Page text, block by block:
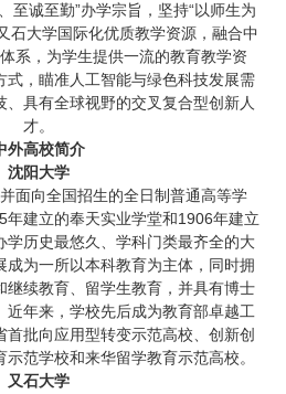
至诚至勤”办学宗旨，坚持“以师生为
石大学国际化优质教学资源，融合中
系，为学生提供一流的教育教学资
式，瞄准人工智能与绿色科技发展需
具有全球视野的交叉复合型创新人
才。
外高校简介
沈阳大学
面向全国招生的全日制普通高等学
建立的奉天实业学堂和1906年建立
学历史最悠久、学科门类最齐全的大
成为一所以本科教育为主体，同时拥
继续教育、留学生教育，并具有博士
近年来，学校先后成为教育部卓越工
批向应用型转变示范高校、创新创
范学校和来华留学教育示范高校。
又石大学